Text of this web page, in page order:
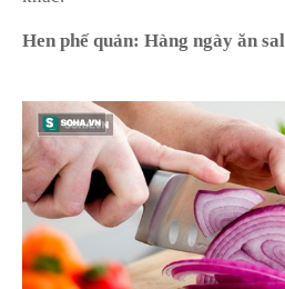
Hen phế quản: Hàng ngày ăn